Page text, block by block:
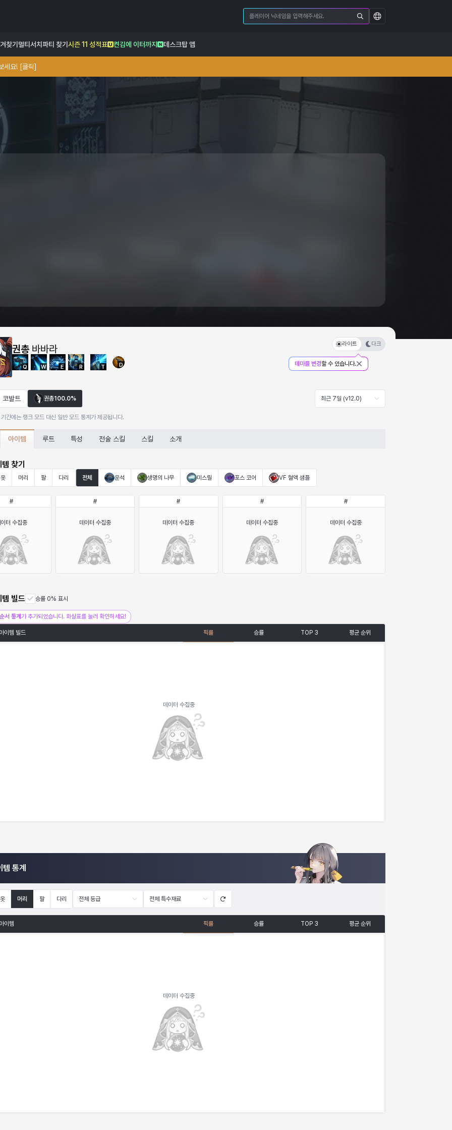
찾기 멀티서치 파티 찾기 시즌 11 성적표 켠김에 이터까지 데스크탑 앱
세요! [클릭]
권총 바바라
Q W E R T D
라이트 다크
테마를 변경할 수 있습니다.
코발트 권총100.0% 최근 7일 (v12.0)
간에는 랭크 모드 대신 일반 모드 통계가 제공됩니다.
아이템 루트 특성 전술 스킬 스킬 소개
찾기
옷 머리 팔 다리 전체 운석 생명의 나무 미스릴 포스 코어 VF 혈액 샘플
#
터 수집중
#
데이터 수집중
#
데이터 수집중
#
데이터 수집중
#
데이터 수집중
빌드 승률 0% 표시
서 통계가 추가되었습니다. 화살표를 눌러 확인하세요!
아이템 빌드 픽률 승률 TOP 3 평균 순위
데이터 수집중
템 통계
옷 머리 팔 다리 전체 등급 전체 특수재료
아이템 픽률 승률 TOP 3 평균 순위
데이터 수집중